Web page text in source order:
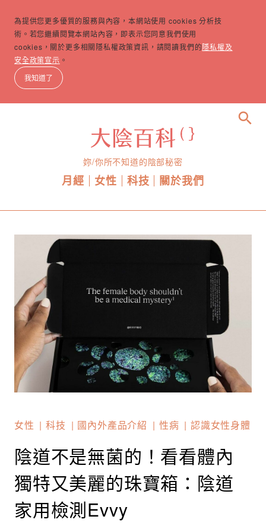
為提供您更多優質的服務與內容，本網站使用 cookies 分析技
術。若您繼續閱覽本網站內容，即表示您同意我們使用
cookies，關於更多相關隱私權政策資訊，請閱讀我們的隱私權及
安全政策宣示 。
我知道了
妳/你所不知道的陰部秘密
月經 女性 科技 關於我們
search
女性 科技 國內外產品介紹 性病 認識女性身體
陰道不是無菌的！看看體內
獨特又美麗的珠寶箱：陰道
家用檢測Evvy